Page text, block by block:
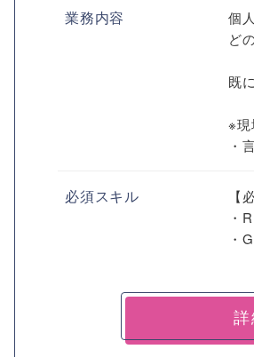
業務内容
個
ど
既
※現
・
必須スキル
【
・
・